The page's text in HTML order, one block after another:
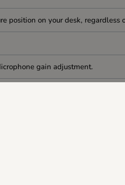
position on your desk, regardless
gain adjustment.